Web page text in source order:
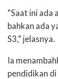
“Saat ini ada
bahkan ada
S3,” jelasnya.
Ia
pendidikan